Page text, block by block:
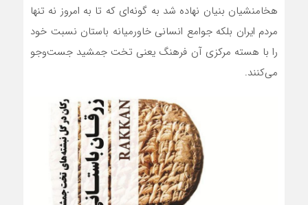
هخامنشیان بنیان نهاده شد به گونه‌ای که تا به امروز نه تنها
مردم ایران بلکه جوامع انسانی خاورمیانه باستان نسبت خود
را با هسته مرکزی آن فرهنگ یعنی تخت جمشید جست‌وجو
می‌کنند.